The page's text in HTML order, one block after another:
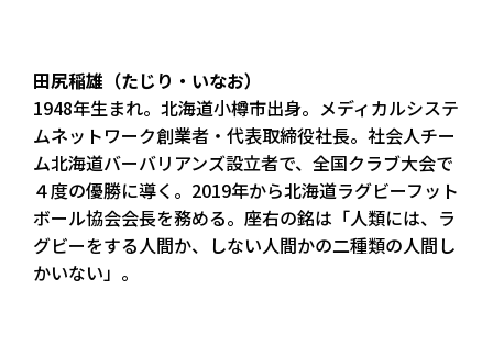
田尻稲雄（たじり・いなお）
1948年生まれ。北海道小樽市出身。メディカルシステ
ムネットワーク創業者・代表取締役社長。社会人チー
ム北海道バーバリアンズ設立者で、全国クラブ大会で
４度の優勝に導く。2019年から北海道ラグビーフット
ボール協会会長を務める。座右の銘は「人類には、ラ
グビーをする人間か、しない人間かの二種類の人間し
かいない」。